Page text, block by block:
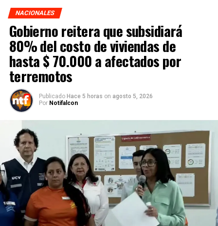
NACIONALES
Gobierno reitera que subsidiará
80% del costo de viviendas de
hasta $ 70.000 a afectados por
terremotos
Publicado Hace 5 horas on agosto 5, 2026
Por Notifalcon